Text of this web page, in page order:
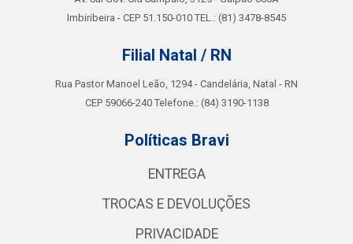
Imbiribeira - CEP 51.150-010 TEL.: (81) 3478-8545
Filial Natal / RN
Rua Pastor Manoel Leão, 1294 - Candelária, Natal - RN
CEP 59066-240 Telefone.: (84) 3190-1138
Políticas Bravi
ENTREGA
TROCAS E DEVOLUÇÕES
PRIVACIDADE